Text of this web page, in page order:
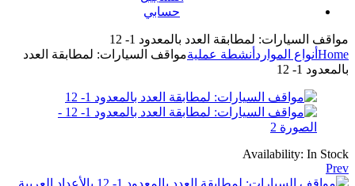
حسابي
مواقف السيارات: لمطابقة العدد بالمعدود 1- 12
Home أنواع الموارد أنشطة عمليةمواقف السيارات: لمطابقة العدد
بالمعدود 1- 12
Availability: In Stock
Prev